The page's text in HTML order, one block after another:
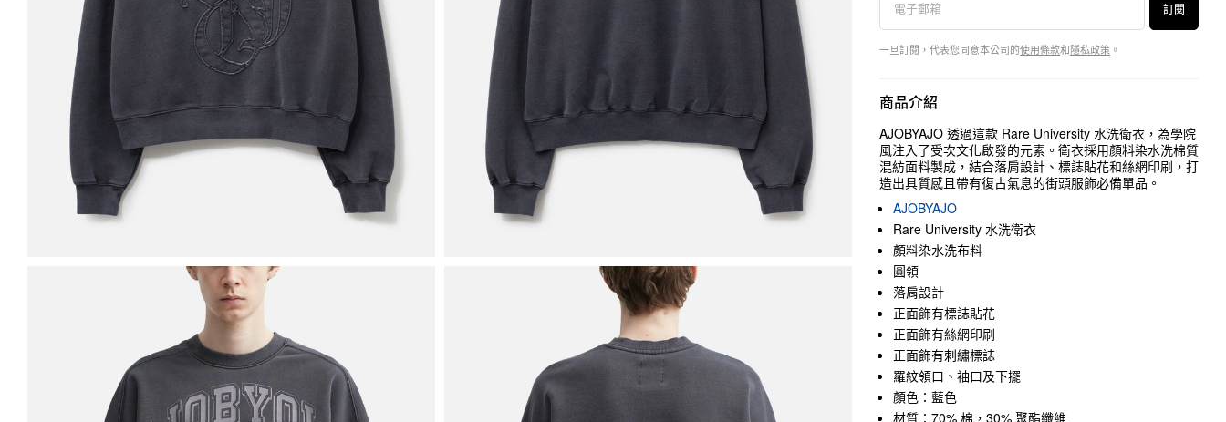
訂閱
一旦訂閱，代表您同意本公司的使用條款和隱私政策 。
商品介紹
AJOBYAJO 透過這款 Rare University 水洗衛衣，為學院
風注入了受次文化啟發的元素。衛衣採用顏料染水洗棉質
混紡面料製成，結合落肩設計、標誌貼花和絲網印刷，打
造出具質感且帶有復古氣息的街頭服飾必備單品。
AJOBYAJO
Rare University 水洗衛衣
顏料染水洗布料
圓領
落肩設計
正面飾有標誌貼花
正面飾有絲網印刷
正面飾有刺繡標誌
羅紋領口、袖口及下擺
顏色：藍色
材質：70% 棉，30% 聚酯纖維